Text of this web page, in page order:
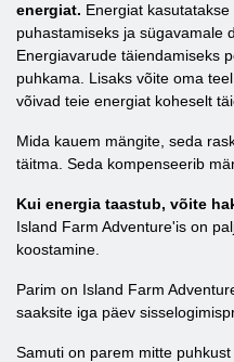
energiat. Energiat
puhastamiseks ja sügavamale
Energiavarude täiendamiseks
puhkama. Lisaks võite oma
võivad teie energiat koheselt
Mida kauem mängite, seda
täitma. Seda kompenseerib
Kui energia taastub, võite
Island Farm Adventure'is on
koostamine.
Parim on Island Farm
saaksite iga päev
Samuti on parem mitte